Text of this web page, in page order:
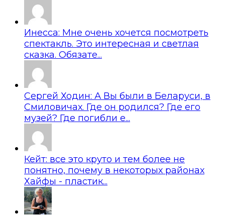
Инесса: Мне очень хочется посмотреть
спектакль. Это интересная и светлая
сказка. Обязате...
Сергей Ходин: А Вы были в Беларуси, в
Смиловичах. Где он родился? Где его
музей? Где погибли е...
Кейт: все это круто и тем более не
понятно, почему в некоторых районах
Хайфы - пластик...